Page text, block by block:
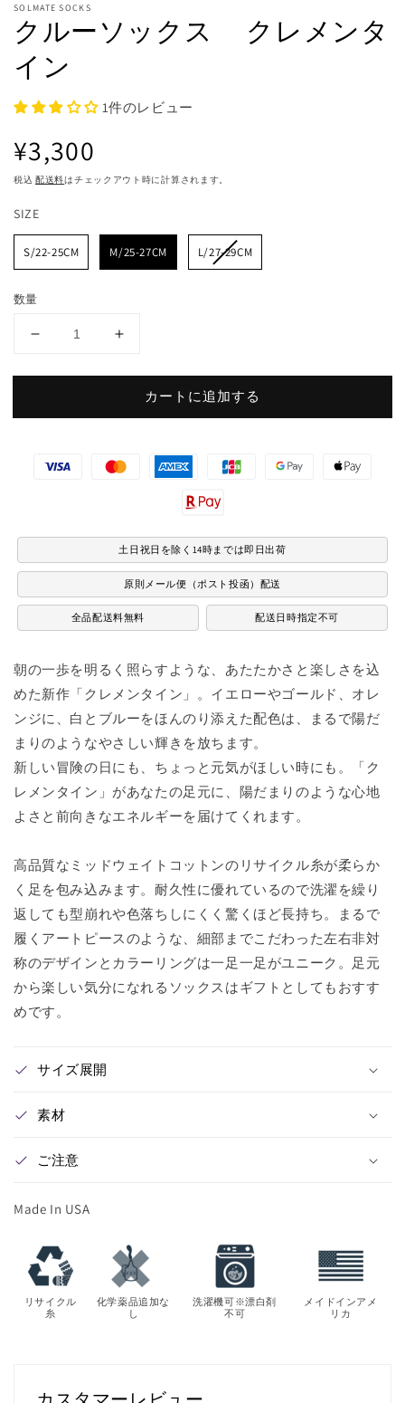
メ
デ
SOLMATE SOCKS
クルーソックス クレメンタ
イン
1件のレビュー
通
常
価
格
¥3,300
税込配送料はチェックアウト時に計算されます。
SIZESIZE
S/22-25CM M/25-27CM L/27-29CM
数量
ス
メ
ン
イ
ン
数
量
を
減
ら
す
ク
ス
メ
ン
タ
イ
ン
数
量
を
増
す
カートに追加する
土日祝日を除く14時までは即日出荷
原則メール便（ポスト投函）配送
全品配送料無料 配送日時指定不可
朝の一歩を明るく照らすような、 あたたかさと楽しさを込
めた新作「クレメンタイン」。 イエローやゴールド、オレ
ンジに、 白とブルーをほんのり添えた配色は、
まるで陽だ
まりのようなやさしい輝きを放ちます。
新しい冒険の日にも、ちょっと元気がほしい時にも。「 ク
レメンタイン」があなたの足元に、 陽だまりのような心地
よさと前向きなエネルギーを届けてくれます。
高品質なミッドウェイトコットンのリサイクル糸が柔らか
く足を包み込みます。耐久性に優れているので洗濯を繰り
返しても型崩れや色落ちしにくく驚くほど長持ち。まるで
履くアートピースのような、細部までこだわった左右非対
称のデザインとカラーリングは一足一足がユニーク。足元
から楽しい気分になれるソックスはギフトとしてもおすす
めです。
サイズ展開
素材
ご注意
Made In USA
リサイクル
糸
化学薬品追加な
し
洗濯機可※漂白剤
不可
メイドインアメ
リカ